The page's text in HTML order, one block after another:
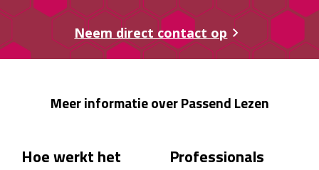
Neem direct contact op
Meer informatie over Passend Lezen
Hoe werkt het Professionals